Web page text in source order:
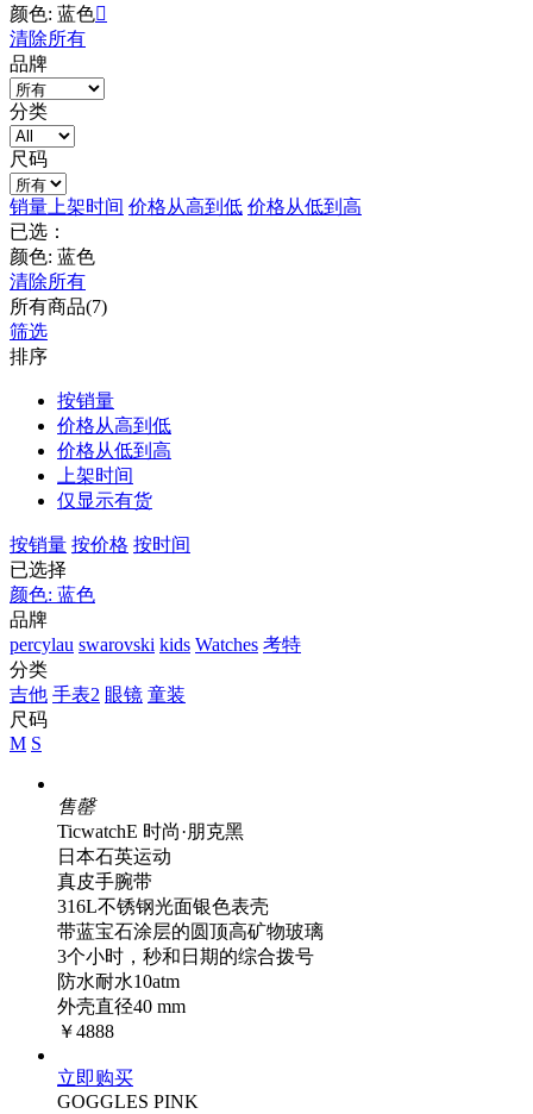
颜色: 蓝色
清除所有
品牌
分类
尺码
销量上架时间 价格从高到低 价格从低到高
已选：
颜色: 蓝色
清除所有
所有商品(7)
筛选
排序
按销量
价格从高到低
价格从低到高
上架时间
仅显示有货
按销量 按价格 按时间
已选择
颜色: 蓝色
品牌
percylau swarovski kids Watches 考特
分类
吉他 手表2 眼镜 童装
尺码
M S
售罄
TicwatchE 时尚·朋克黑
日本石英运动
真皮手腕带
316L不锈钢光面银色表壳
带蓝宝石涂层的圆顶高矿物玻璃
3个小时，秒和日期的综合拨号
防水耐水10atm
外壳直径40 mm
￥4888
立即购买
GOGGLES PINK